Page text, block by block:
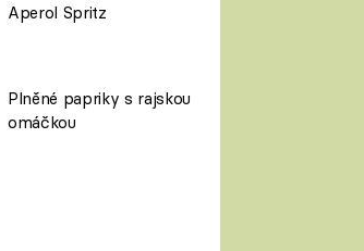
Aperol Spritz
Plněné papriky s rajskou
omáčkou